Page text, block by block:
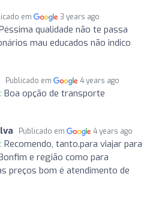
em 3 years ago
qualidade não te passa
mau educados não indico
Publicado em 4 years ago
Boa opção de transporte
Publicado em 4 years ago
Recomendo, tanto.para viajar para
e região como para
preços bom é atendimento de